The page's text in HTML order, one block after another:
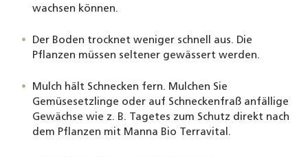
wachsen können.
Der Boden trocknet weniger schnell aus. Die
Pflanzen müssen seltener gewässert werden.
Mulch hält Schnecken fern. Mulchen Sie
Gemüsesetzlinge oder auf Schneckenfraß anfällige
Gewächse wie z. B. Tagetes zum Schutz direkt nach
dem Pflanzen mit Manna Bio Terravital.